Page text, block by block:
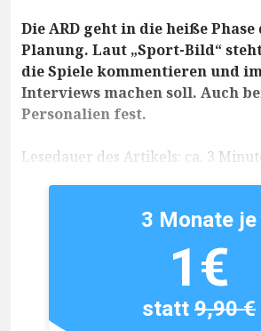
Die ARD geht in die heiße Phase
Planung. Laut „Sport-Bild“
die Spiele kommentieren und
Interviews machen soll. Auch
Personalien fest.
Lesedauer des Artikels: ca. 3
3 Monate je
1€
statt9,90 €